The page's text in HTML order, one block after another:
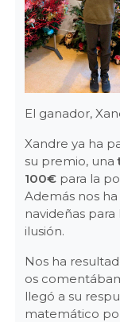
El ganador,
Xandre ya ha
su premio, una
100€para la
Además nos
navideñas
ilusión.
Nos ha
os
llegó a su
matemático